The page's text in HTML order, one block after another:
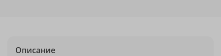
Описание